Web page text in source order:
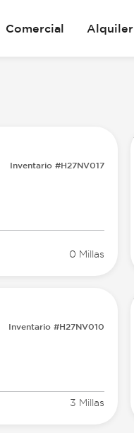
Comercial Alquiler
Inventario #H27NV017
0 Millas
Inventario #H27NV010
3 Millas